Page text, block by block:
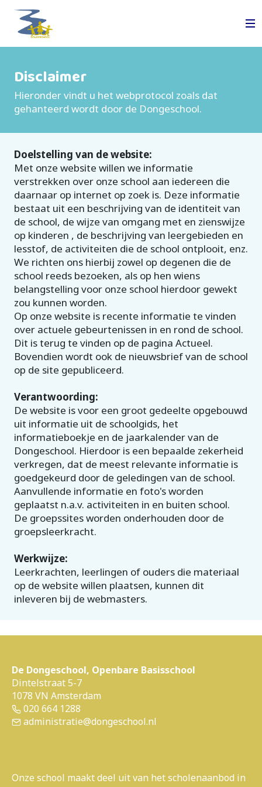
Disclaimer
Hieronder vindt u het webprotocol zoals dat
gehanteerd wordt door de Dongeschool.
Doelstelling van de website:
Met onze website willen we informatie
verstrekken over onze school aan iedereen die
daarnaar op internet op zoek is. Deze informatie
bestaat uit een beschrijving van de identiteit van
de school, de wijze van omgang met en zienswijze
op kinderen , de beschrijving van leergebieden en
lesstof, de activiteiten die de school ontplooit, enz.
We richten ons hierbij zowel op degenen die de
school reeds bezoeken, als op hen wiens
belangstelling voor onze school hierdoor gewekt
zou kunnen worden.
Op onze website is recente informatie te vinden
over actuele gebeurtenissen in en rond de school.
Dit is terug te vinden op de pagina Actueel.
Bovendien wordt ook de nieuwsbrief van de school
op de site gepubliceerd.
Verantwoording:
De website is voor een groot gedeelte opgebouwd
uit informatie uit de schoolgids, het
informatieboekje en de jaarkalender van de
Dongeschool. Hierdoor is een bepaalde zekerheid
verkregen, dat de meest relevante informatie is
goedgekeurd door de geledingen van de school.
Aanvullende informatie en foto's worden
geplaatst n.a.v. activiteiten in en buiten school.
De groepssites worden onderhouden door de
groepsleerkracht.
Werkwijze:
Leerkrachten, leerlingen of ouders die materiaal
op de website willen plaatsen, kunnen dit
inleveren bij de webmasters.
De Dongeschool, Openbare Basisschool
Dintelstraat 5-7
1078 VN Amsterdam
020 664 1288
administratie@dongeschool.nl
Onze school maakt deel uit van het scholenaanbod in